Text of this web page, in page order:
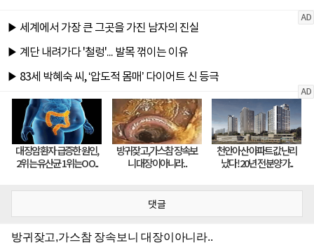
댓글